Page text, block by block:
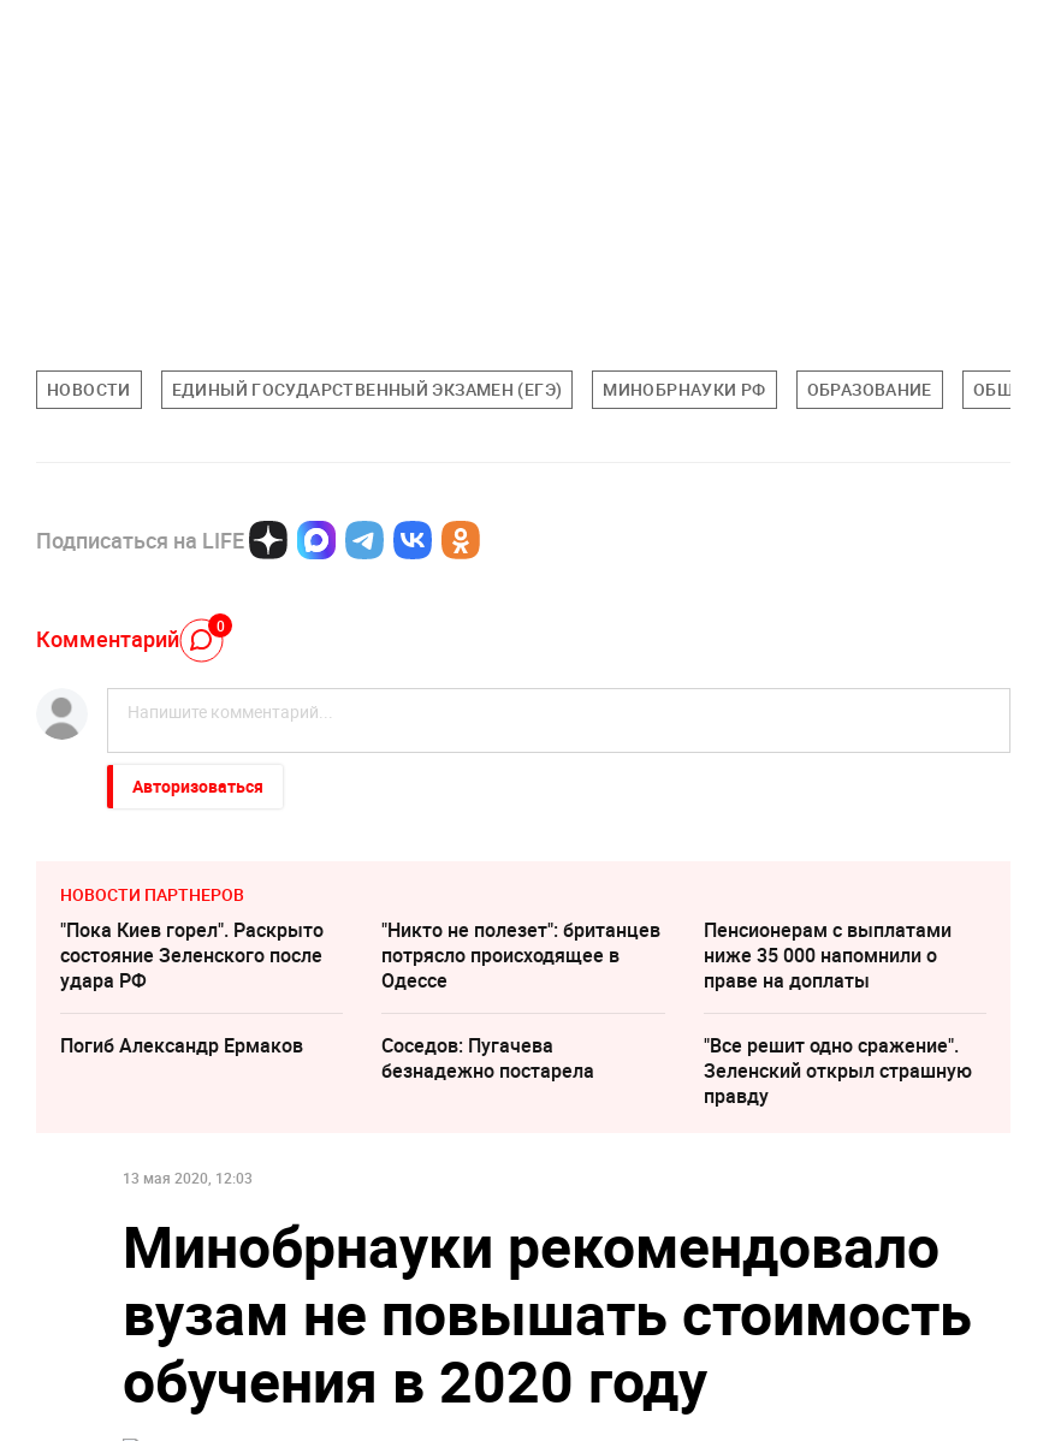
НОВОСТИ ЕДИНЫЙ ГОСУДАРСТВЕННЫЙ ЭКЗАМЕН (ЕГЭ) МИНОБРНАУКИ РФ ОБРАЗОВАНИЕ ОБЩЕСТВО
Подписаться на LIFE
Комментарий 0
Авторизоваться
НОВОСТИ ПАРТНЕРОВ
"Пока Киев горел". Раскрыто
состояние Зеленского после
удара РФ
"Никто не полезет": британцев
потрясло происходящее в
Одессе
Пенсионерам с выплатами
ниже 35 000 напомнили о
праве на доплаты
Погиб Александр Ермаков
Соседов: Пугачева
безнадежно постарела
"Все решит одно сражение".
Зеленский открыл страшную
правду
13 мая 2020, 12:03
Минобрнауки рекомендовало
вузам не повышать стоимость
обучения в 2020 году